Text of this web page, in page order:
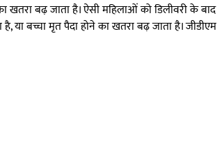
खतरा बढ़ जाता है। ऐसी महिलाओं को डिलीवरी के बाद
या बच्चा मृत पैदा होने का खतरा बढ़ जाता है। जीडीएम